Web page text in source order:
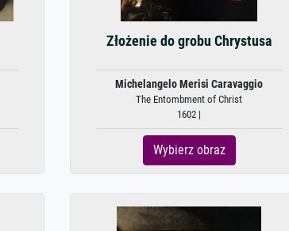
Złożenie do grobu Chrystusa
Michelangelo Merisi Caravaggio
The Entombment of Christ
1602 |
Wybierz obraz